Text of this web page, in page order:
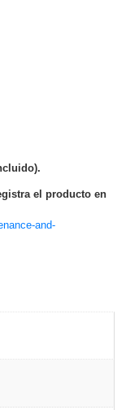
el producto en
and-